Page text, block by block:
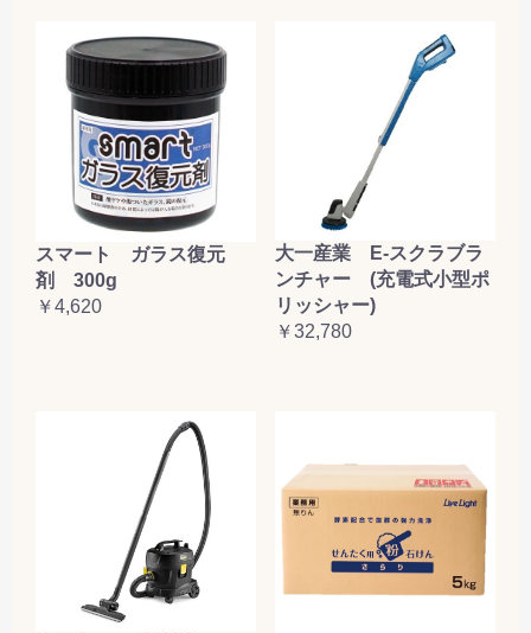
スマート ガラス復元
剤 300g
￥4,620
大一産業 E-スクラブラ
ンチャー (充電式小型ポ
リッシャー)
￥32,780